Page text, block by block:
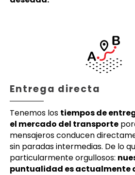
Entrega directa
Tenemos los tiempos de
el mercado del transporte
mensajeros conducen
sin paradas intermedias. De lo
particularmente orgullosos:
puntualidad es actualmente